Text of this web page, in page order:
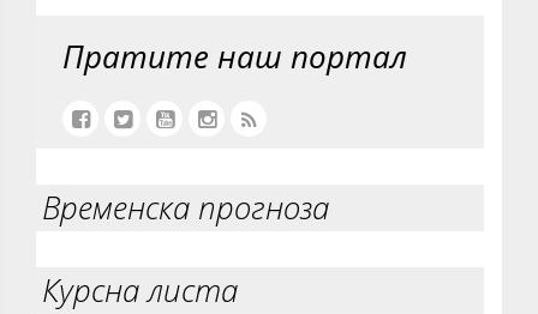
Пратите наш портал
Временска прогноза
Курсна листа